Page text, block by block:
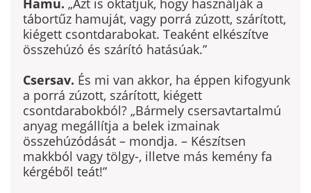
Hamu. „Azt is oktatjuk, hogy használják a
tábortűz hamuját, vagy por­rá zúzott, szárított,
kiégett csontdarabokat. Teaként elkészítve
összehúzó és szárító hatásúak.”
Csersav. És mi van akkor, ha éppen kifogyunk
a porrá zúzott, szárított, kiégett
csontdarabokból? „Bármely csersavtartalmú
anyag megállítja a be­lek izmainak
összehúzódását – mondja. – Készítsen
makkból vagy tölgy-, illetve más kemény fa
kérgéből teát!”